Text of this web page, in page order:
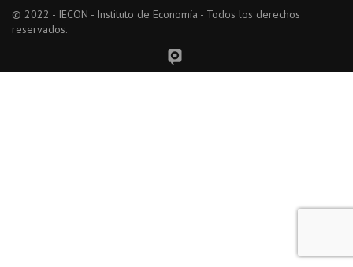
© 2022 - IECON - Instituto de Economía - Todos los derechos
reservados.